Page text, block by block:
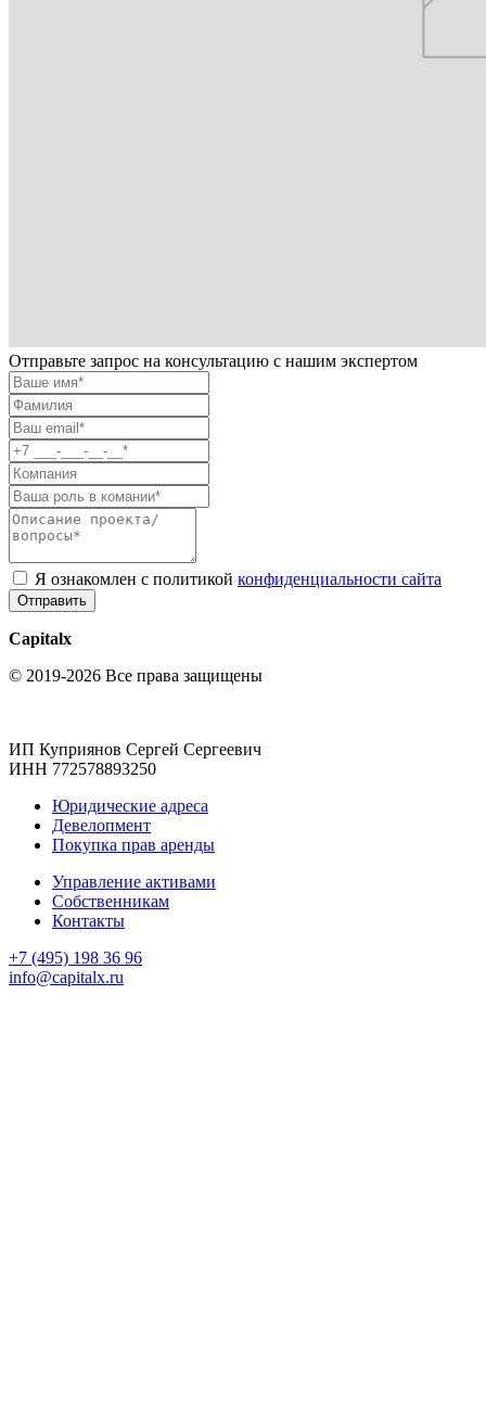
Отправьте запрос на консультацию с нашим экспертом
Я ознакомлен с политикой конфиденциальности сайта
Отправить
Capitalx
© 2019-2026 Все права защищены
ИП Куприянов Сергей Сергеевич
ИНН 772578893250
Юридические адреса
Девелопмент
Покупка прав аренды
Управление активами
Собственникам
Контакты
+7 (495) 198 36 96
info@capitalx.ru